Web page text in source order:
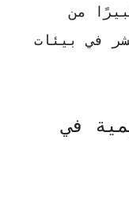
من
في بيئات
في